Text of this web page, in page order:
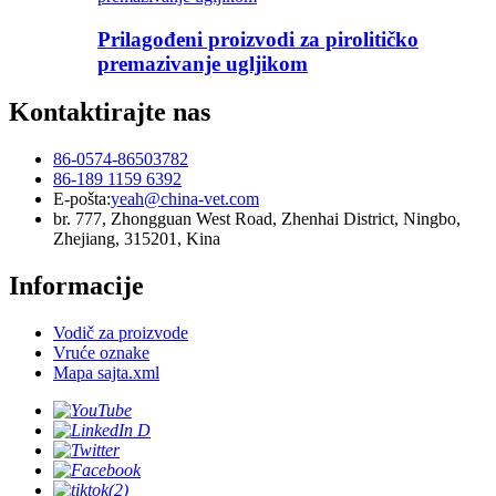
Prilagođeni proizvodi za pirolitičko
premazivanje ugljikom
Kontaktirajte nas
86-0574-86503782
86-189 1159 6392
E-pošta:yeah@china-vet.com
br. 777, Zhongguan West Road, Zhenhai District, Ningbo,
Zhejiang, 315201, Kina
Informacije
Vodič za proizvode
Vruće oznake
Mapa sajta.xml